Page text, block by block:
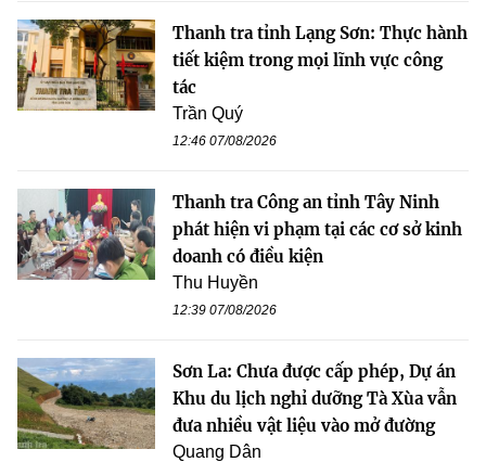
Thanh tra tỉnh Lạng Sơn: Thực hành
tiết kiệm trong mọi lĩnh vực công
tác
Trần Quý
12:46 07/08/2026
Thanh tra Công an tỉnh Tây Ninh
phát hiện vi phạm tại các cơ sở kinh
doanh có điều kiện
Thu Huyền
12:39 07/08/2026
Sơn La: Chưa được cấp phép, Dự án
Khu du lịch nghỉ dưỡng Tà Xùa vẫn
đưa nhiều vật liệu vào mở đường
Quang Dân